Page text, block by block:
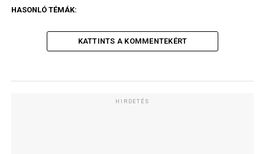
HASONLÓ TÉMÁK:
KATTINTS A KOMMENTEKÉRT
HIRDETÉS